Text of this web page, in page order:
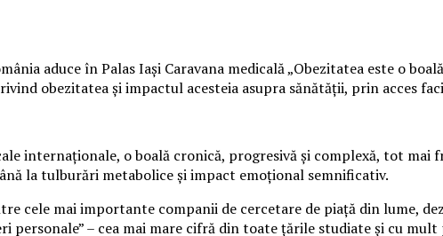
aduce în Palas Iași Caravana medicală „Obezitatea este o
obezitatea și impactul acesteia asupra sănătății, prin acces
internaționale, o boală cronică, progresivă și complexă, tot mai
la tulburări metabolice și impact emoțional semnificativ.
cele mai importante companii de cercetare de piață din lume,
personale” – cea mai mare cifră din toate țările studiate și cu